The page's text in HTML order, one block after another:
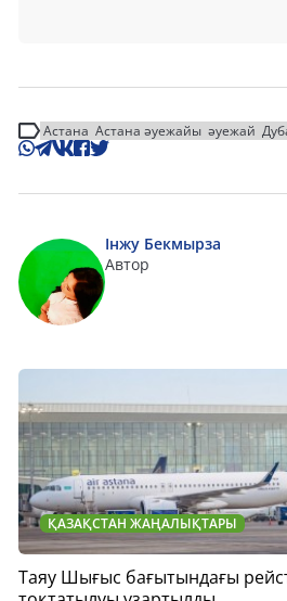
Астана Астана әуежайы әуежай
Інжу Бекмырза
Автор
ҚАЗАҚСТАН ЖАҢАЛЫҚТАРЫ
Таяу Шығыс бағытындағы